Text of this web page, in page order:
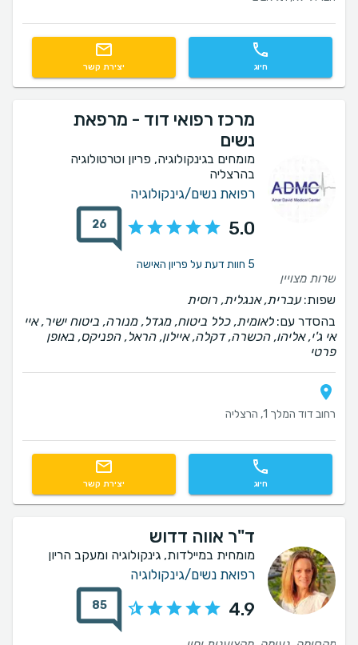
חיוג יצירת קשר
מרכז רפואי דוד - מרפאת
נשים
מומחים בגינקולוגיה, פריון וטרטולוגיה
בהרצליה
רפואת נשים/גינקולוגיה
5.0
26
5 חוות דעת על פריון האישה
שרות מצויין
שפות:עברית, אנגלית, רוסית
בהסדר עם:לאומית, כלל ביטוח, מגדל, מנורה, ביטוח ישיר, איי
אי ג'י, אליהו, הכשרה, דקלה, איילון, הראל, הפניקס, באופן
פרטי
רחוב דוד המלך 1, הרצליה
חיוג יצירת קשר
ד"ר אווה דדוש
מומחית במיילדות, גינקולוגיה ומעקב הריון
רפואת נשים/גינקולוגיה
4.9
85